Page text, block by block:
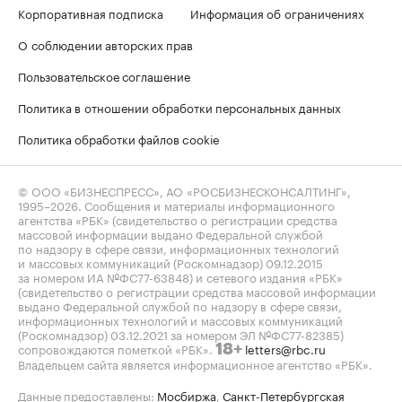
Корпоративная подписка
Информация об ограничениях
О соблюдении авторских прав
Пользовательское соглашение
Политика в отношении обработки персональных данных
Политика обработки файлов cookie
© ООО «БИЗНЕСПРЕСС», АО «РОСБИЗНЕСКОНСАЛТИНГ»,
1995–2026 . Сообщения и материалы информационного
агентства «РБК» (свидетельство о регистрации средства
массовой информации выдано Федеральной службой
по надзору в сфере связи, информационных технологий
и массовых коммуникаций (Роскомнадзор) 09.12.2015
за номером ИА №ФС77-63848) и сетевого издания «РБК»
(свидетельство о регистрации средства массовой информации
выдано Федеральной службой по надзору в сфере связи,
информационных технологий и массовых коммуникаций
(Роскомнадзор) 03.12.2021 за номером ЭЛ №ФС77-82385)
сопровождаются пометкой «РБК». 18+ letters@rbc.ru
Владельцем сайта является информационное агентство «РБК».
Данные предоставлены: Мосбиржа Санкт-Петербургская